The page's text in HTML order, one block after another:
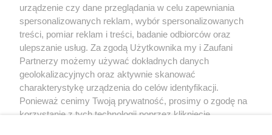
urządzenie czy dane przeglądania w celu zapewniania
spersonalizowanych reklam, wybór spersonalizowanych
treści, pomiar reklam i treści, badanie odbiorców oraz
ulepszanie usług. Za zgodą Użytkownika my i Zaufani
Partnerzy możemy używać dokładnych danych
geolokalizacyjnych oraz aktywnie skanować
charakterystykę urządzenia do celów identyfikacji.
Ponieważ cenimy Twoją prywatność, prosimy o zgodę na
korzystanie z tych technologii poprzez kliknięcie